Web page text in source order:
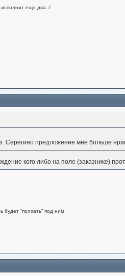
исполнит еще два.:/
Серёгино предложение мне больше
кого либо на поле (заказнике)
“ползать” под ним